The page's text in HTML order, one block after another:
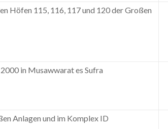
Höfen 115, 116, 117 und 120 der Großen
in Musawwarat es Sufra
Anlagen und im Komplex ID